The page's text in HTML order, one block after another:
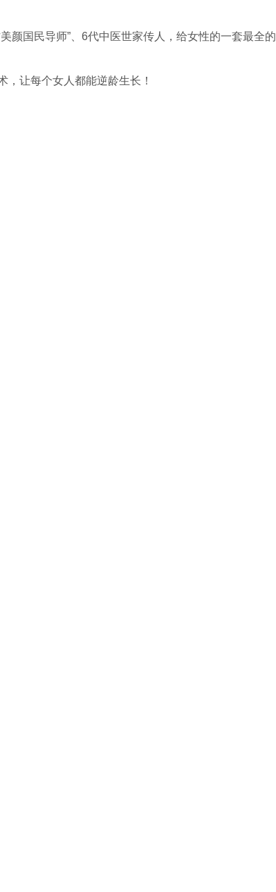
颜国民导师”、6代中医世家传人，给女性的一套最全的
，让每个女人都能逆龄生长！